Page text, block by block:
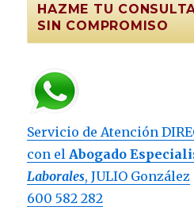
HAZME TU
SIN COMPROMISO
Servicio de Atención
con el Abogado
Laborales, JULIO González
600 582 282